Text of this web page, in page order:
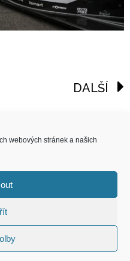
webových stránek a našich
DALŠÍ